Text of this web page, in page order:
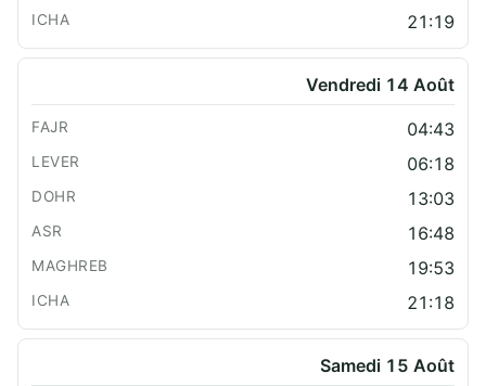
21:19
Vendredi 14 Août
04:43
06:18
13:03
16:48
19:53
21:18
Samedi 15 Août